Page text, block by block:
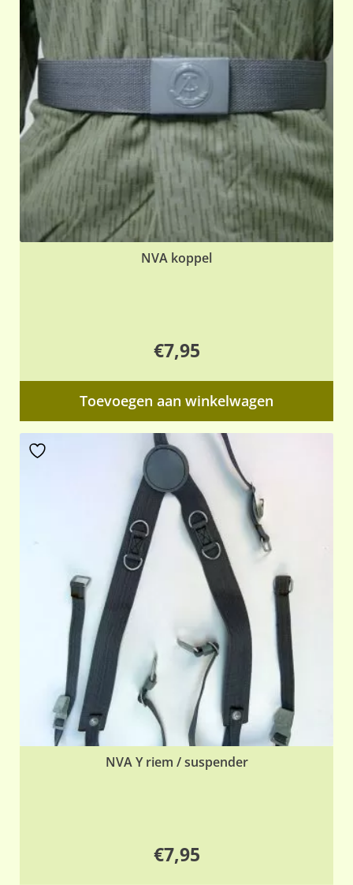
NVA koppel
€7,95
Toevoegen aan winkelwagen
NVA Y riem / suspender
€7,95